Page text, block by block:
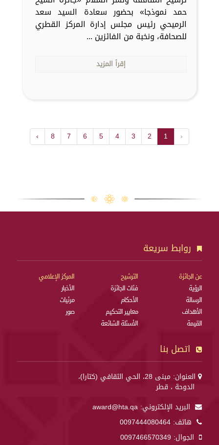
حمد نموذجا» بحضور سعادة السيد سعد
الرميحي رئيس مجلس إدارة المركز القطري
للصحافة، ونخبة من الفائزين ...
إقرأ المزيد
‹
1
2
3
4
5
6
7
8
›
روابط سريعة
عن الجائزة
الرؤية
الرسالة
الأهداف
القيمة
الترشيح
فئات الجائزة
الأحكام
معايير التحكيم
الأسئلة الشائعة
المركز الإعلامي
الأخبار
مرئيات
صور
اتصل بنا
العنوان: مبنى 28، الحي الثقافي (كتارا)،
الدوحة ، قطر
البريد الإلكتروني: award@hta.qa
هاتف: 0097444080464
الجوال: 0097466570349